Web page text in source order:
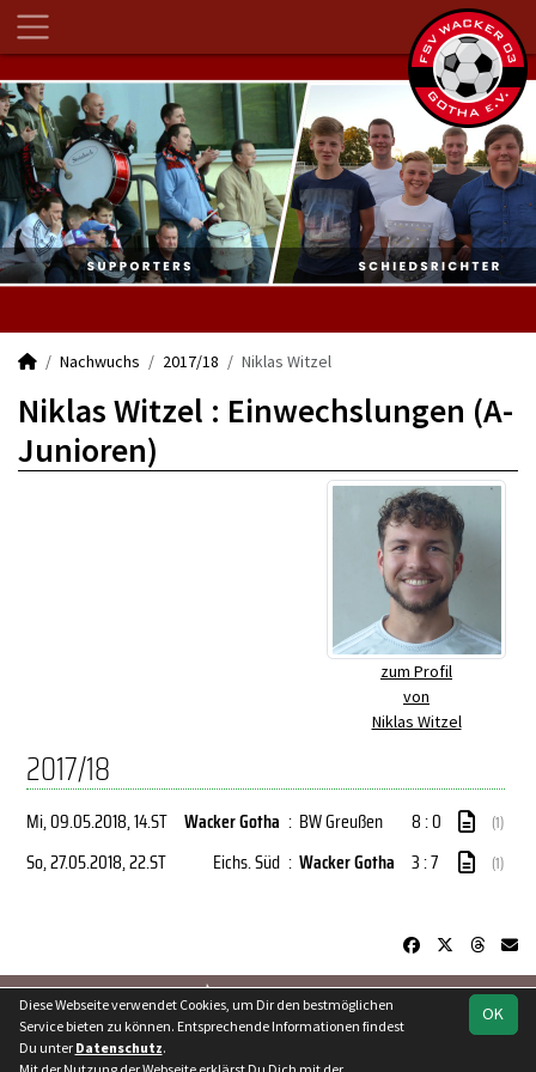
Nachwuchs 2017/18 Niklas Witzel
Niklas Witzel : Einwechslungen (A-
Junioren)
zum Profil
von
Niklas Witzel
2017/18
Mi, 09.05.2018, 14.ST Wacker Gotha : BW Greußen 8 : 0 (1)
So, 27.05.2018, 22.ST Eichs. Süd : Wacker Gotha 3 : 7 (1)
soccero.de
Besucherstatistik
OK
Diese Webseite verwendet Cookies, um Dir den bestmöglichen
Service bieten zu können. Entsprechende Informationen findest
Du unter Datenschutz.